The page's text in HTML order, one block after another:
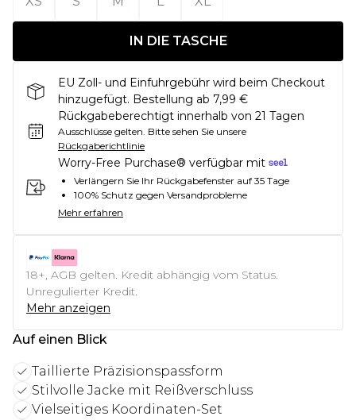
IN DIE TASCHE
EU Zoll- und Einfuhrgebühr wird beim Checkout
hinzugefügt. Bestellung ab 7,99 €
Rückgabeberechtigt innerhalb von 21 Tagen
Ausschlüsse gelten. Bitte sehen Sie unsere
Rückgaberichtlinie
Worry-Free Purchase® verfügbar mit
Verlängern Sie Ihr Rückgabefenster auf 35 Tage
100% Schutz gegen Versandprobleme
Mehr erfahren
18+, AGB gelten. Kredit abhängig vom Status.
Unregulierter Kredit.
Mehr anzeigen
Auf einen Blick
Taillierte Präzisionspassform
Stilvolle Jacke mit Reißverschluss
Vielseitiges Koordinaten-Set